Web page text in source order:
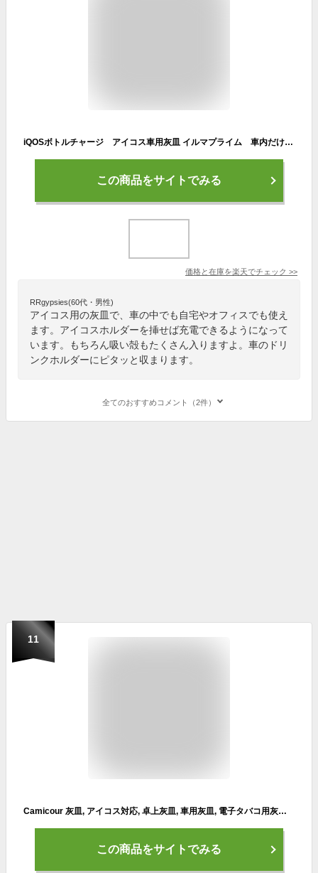
iQOSボトルチャージ アイコス車用灰皿 イルマプライム 車内だけでなく、自宅やデスクでも使用可能 IQOS ILUMA ポケットチャージャー 吸い殻入れ付き（大容量40本）LEDライト付き 車内スッキリ！アイコス用灰皿 iqos用灰皿 IQOS充電器
この商品をサイトでみる
価格と在庫を楽天でチェック >>
RRgypsies(60代・男性)
アイコス用の灰皿で、車の中でも自宅やオフィスでも使え
ます。アイコスホルダーを挿せば充電できるようになって
います。もちろん吸い殻もたくさん入りますよ。車のドリ
ンクホルダーにピタッと収まります。
全てのおすすめコメント（2件）
11
Camicour 灰皿, アイコス対応, 卓上灰皿, 車用灰皿, 電子タバコ用灰皿, 加熱式たばこ専用, 大容量無臭灰皿, ギフト
この商品をサイトでみる